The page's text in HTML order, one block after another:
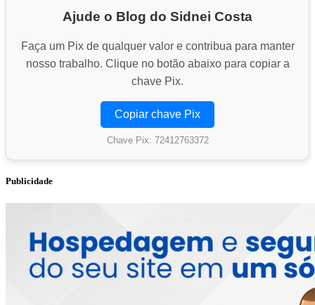
Ajude o Blog do Sidnei Costa
Faça um Pix de qualquer valor e contribua para manter
nosso trabalho. Clique no botão abaixo para copiar a
chave Pix.
Copiar chave Pix
Chave Pix: 72412763372
Publicidade